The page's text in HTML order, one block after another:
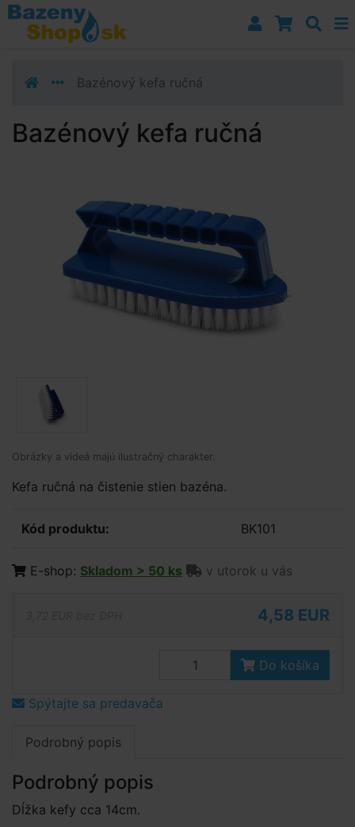
Prejsť k navigácii
Prejsť na obsah
Prejsť k bočnému stĺpci
Bazénový kefa ručná
Bazénový kefa ručná
Obrázky a videá majú ilustračný charakter.
Kefa ručná na čistenie stien bazéna.
Kód produktu: BK101
E-shop: Skladom > 50 ks v utorok u vás
4,58 EUR
Do košíka
Spýtajte sa predavača
Podrobný popis
Podrobný popis
Dĺžka kefy cca 14cm.